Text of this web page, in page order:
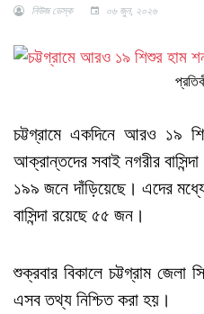
নিউজ ডেস্ক ০৬ জুন, ২০২৬
চট্টগ্রামে একদিনে আরও ১৯
আক্রান্তদের সবাই নগরীর
১৯৯ জনে দাঁড়িয়েছে। এদের
বাসিন্দা রয়েছে ৫৫ জন।
শুক্রবার বিকালে চট্টগ্রাম জেলা
এসব তথ্য নিশ্চিত করা হয়।